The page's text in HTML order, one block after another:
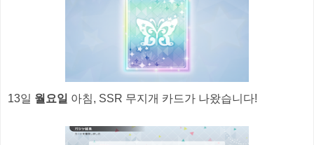
13일 월요일 아침, SSR 무지개 카드가 나왔습니다!